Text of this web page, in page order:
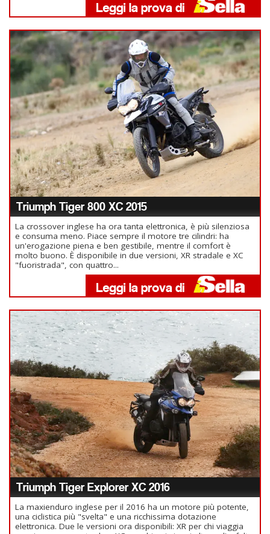
Triumph Tiger 800 XC 2015
La crossover inglese ha ora tanta elettronica, è più silenziosa
e consuma meno. Piace sempre il motore tre cilindri: ha
un'erogazione piena e ben gestibile, mentre il comfort è
molto buono. È disponibile in due versioni, XR stradale e XC
"fuoristrada", con quattro...
Triumph Tiger Explorer XC 2016
La maxienduro inglese per il 2016 ha un motore più potente,
una ciclistica più "svelta" e una ricchissima dotazione
elettronica. Due le versioni ora disponibili: XR per chi viaggia